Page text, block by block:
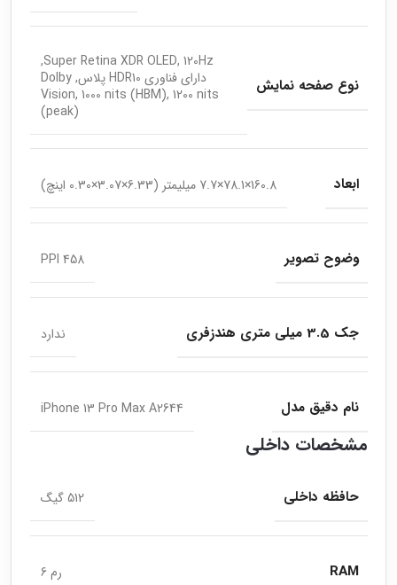
نوع صفحه نمایش
Super Retina XDR OLED, 120Hz,
دارای فناوری HDR10 پلاس, Dolby
Vision, 1000 nits (HBM), 1200 nits
(peak)
ابعاد 160.8×78.1×7.7 میلیمتر (6.33×3.07×0.30 اینچ)
وضوح تصویر 458 PPI
جک 3.5 میلی متری هندزفری ندارد
نام دقیق مدل iPhone 13 Pro Max A2644
مشخصات داخلی
حافظه داخلی 512 گیگ
RAM رم 6